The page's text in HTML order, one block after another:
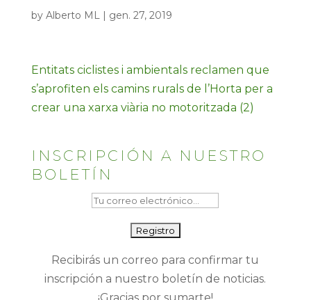
by Alberto ML| gen. 27, 2019
Entitats ciclistes i ambientals reclamen que
s’aprofiten els camins rurals de l’Horta per a
crear una xarxa viària no motoritzada (2)
INSCRIPCIÓN A NUESTRO
BOLETÍN
Recibirás un correo para confirmar tu
inscripción a nuestro boletín de noticias.